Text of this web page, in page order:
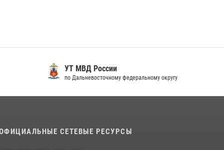
краю предоставляет гражданам
государственные услуги в сфере оборота
оружия, частной детективной и охранной
УТ МВД России
по Дальневосточному федеральному округу
СЕТЕВЫЕ РЕСУРСЫ